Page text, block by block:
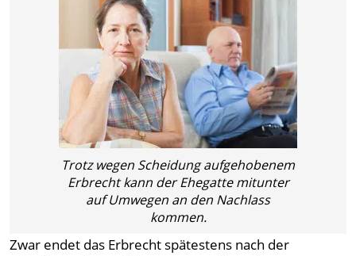
Trotz wegen Scheidung aufgehobenem
Erbrecht kann der Ehegatte mitunter
auf Umwegen an den Nachlass
kommen.
Zwar endet das Erbrecht spätestens nach der